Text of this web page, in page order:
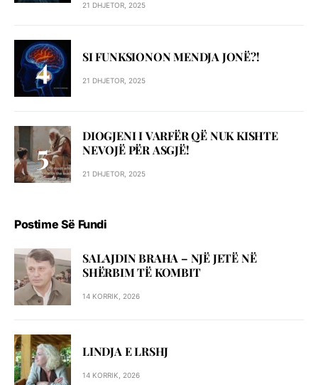
21 DHJETOR, 2025
SI FUNKSIONON MENDJA JONË?!
21 DHJETOR, 2025
DIOGJENI I VARFËR QË NUK KISHTE
NEVOJË PËR ASGJË!
21 DHJETOR, 2025
Postime Së Fundi
SALAJDIN BRAHA – NJЁ JETЁ NЁ
SHЁRBIM TЁ KOMBIT
14 KORRIK, 2026
LINDJA E LRSHJ
14 KORRIK, 2026